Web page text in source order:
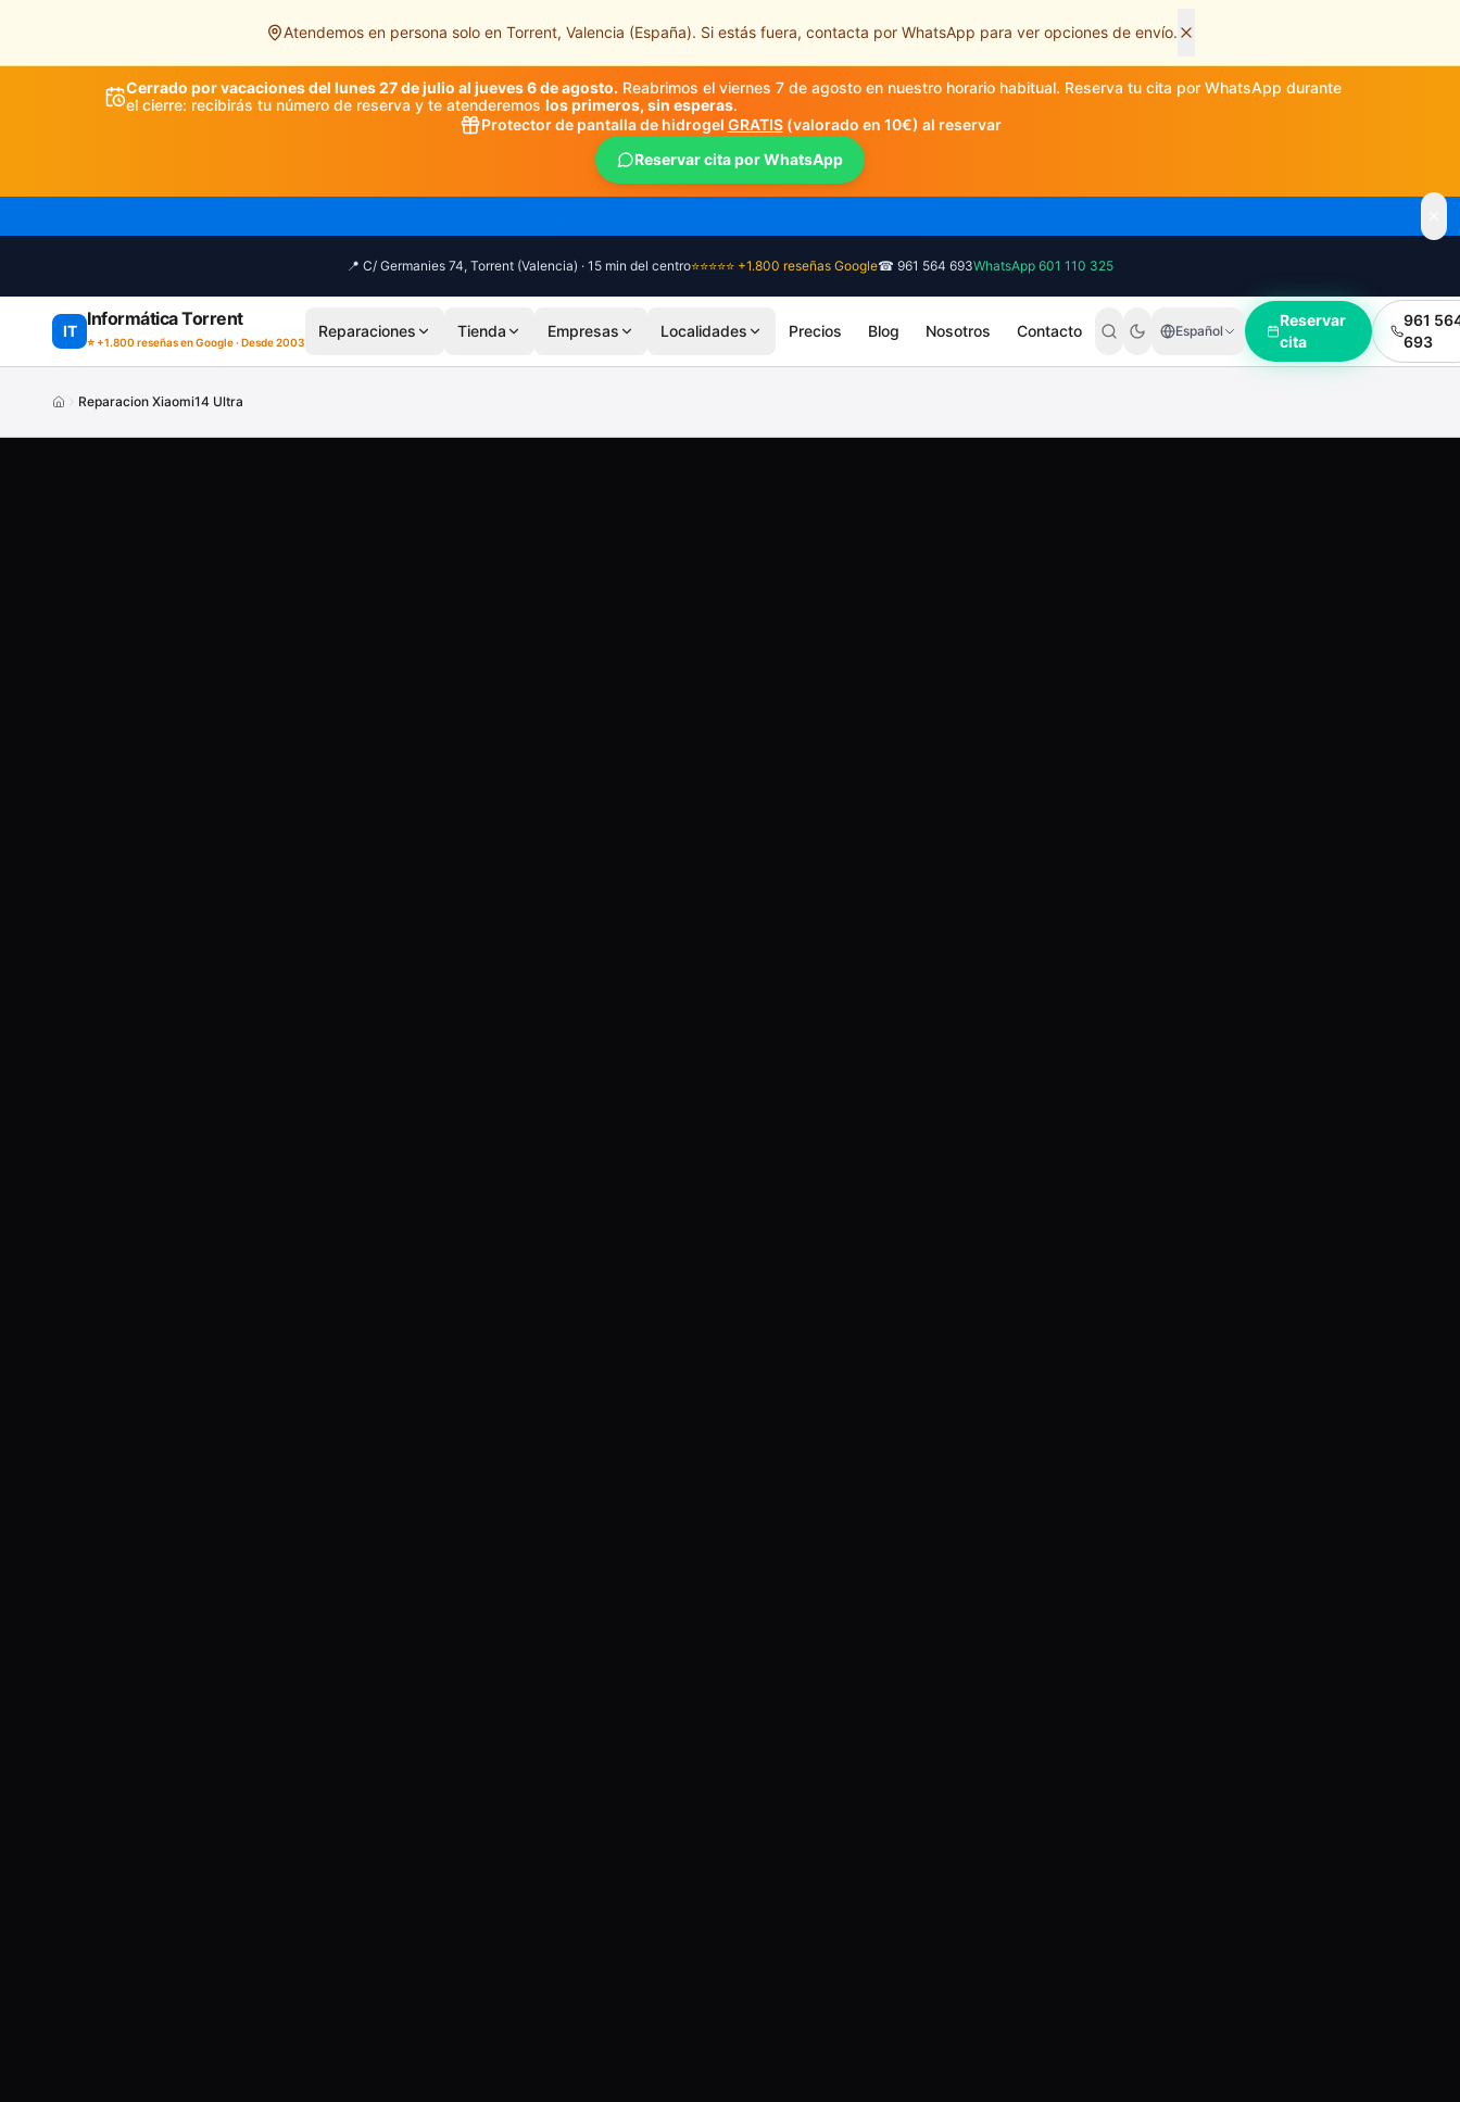
Atendemos en persona solo en Torrent, Valencia (España). Si estás fuera, contacta por WhatsApp para ver opciones de envío.
Cerrado por vacaciones del lunes 27 de julio al jueves 6 de agosto. Reabrimos el viernes 7 de agosto en nuestro horario habitual. Reserva tu cita por WhatsApp durante
el cierre: recibirás tu número de reserva y te atenderemos los primeros, sin esperas.
Protector de pantalla de hidrogel GRATIS(valorado en 10€) al reservar
Reservar cita por WhatsApp
📍 C/ Germanies 74, Torrent (Valencia) · 15 min del centro⭐⭐⭐⭐⭐ +1.800 reseñas Google☎ 961 564 693WhatsApp 601 110 325
IT
Informática Torrent
⭐ +1.800 reseñas en Google · Desde 2003
Reparaciones Tienda Empresas Localidades Precios Blog Nosotros Contacto Español
Reservar
cita
961
693
Reparacion Xiaomi14 Ultra